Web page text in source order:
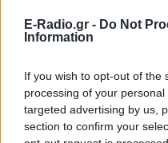
E-Radio.gr - Do Not
Information
If you wish to opt-out of the
processing of your
targeted advertising by us,
section to confirm your
Ακολουθήστε το E-
και μάθετε πρώτοι
Εσύ μπήκες στο E-
και ότι σου κάνει κλικ!
Ακολουθήστε το E-